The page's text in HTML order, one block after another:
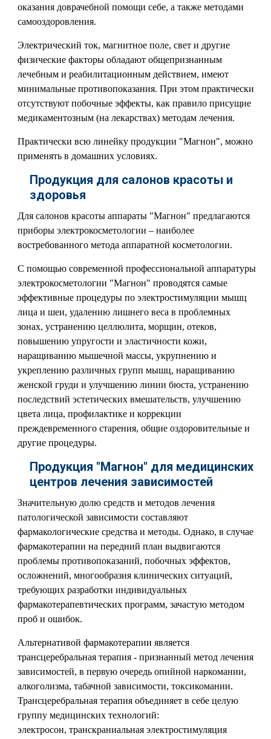
оказания доврачебной помощи себе, а также методами
самооздоровления.
Электрический ток, магнитное поле, свет и другие
физические факторы обладают общепризнанным
лечебным и реабилитационным действием, имеют
минимальные противопоказания. При этом практически
отсутствуют побочные эффекты, как правило присущие
медикаментозным (на лекарствах) методам лечения.
Практически всю линейку продукции "Магнон", можно
применять в домашних условиях.
Продукция для салонов красоты и
здоровья
Для салонов красоты аппараты "Магнон" предлагаются
приборы электрокосметологии – наиболее
востребованного метода аппаратной косметологии.
С помощью современной профессиональной аппаратуры
электрокосметологии "Магнон" проводятся самые
эффективные процедуры по электростимуляции мышц
лица и шеи, удалению лишнего веса в проблемных
зонах, устранению целлюлита, морщин, отеков,
повышению упругости и эластичности кожи,
наращиванию мышечной массы, укрупнению и
укреплению различных групп мышц, наращиванию
женской груди и улучшению линии бюста, устранению
последствий эстетических вмешательств, улучшению
цвета лица, профилактике и коррекции
преждевременного старения, общие оздоровительные и
другие процедуры.
Продукция "Магнон" для медицинских
центров лечения зависимостей
Значительную долю средств и методов лечения
патологической зависимости составляют
фармакологические средства и методы. Однако, в случае
фармакотерапии на передний план выдвигаются
проблемы противопоказаний, побочных эффектов,
осложнений, многообразия клинических ситуаций,
требующих разработки индивидуальных
фармакотерапевтических программ, зачастую методом
проб и ошибок.
Альтернативой фармакотерапии является
трансцеребральная терапия - признанный метод лечения
зависимостей, в первую очередь опийной наркомании,
алкоголизма, табачной зависимости, токсикомании.
Трансцеребральная терапия объединяет в себе целую
группу медицинских технологий:
электросон, транскраниальная электростимуляция